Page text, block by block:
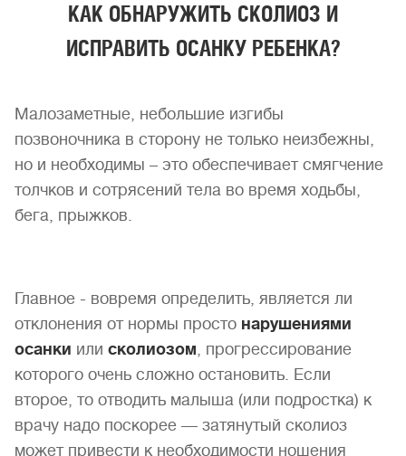
КАК ОБНАРУЖИТЬ СКОЛИОЗ И
ИСПРАВИТЬ ОСАНКУ РЕБЕНКА?
Малозаметные, небольшие изгибы
позвоночника в сторону не только неизбежны,
но и необходимы – это обеспечивает смягчение
толчков и сотрясений тела во время ходьбы,
бега, прыжков.
Главное - вовремя определить, является ли
отклонения от нормы просто нарушениями
осанки или сколиозом, прогрессирование
которого очень сложно остановить. Если
второе, то отводить малыша (или подростка) к
врачу надо поскорее — затянутый сколиоз
может привести к необходимости ношения